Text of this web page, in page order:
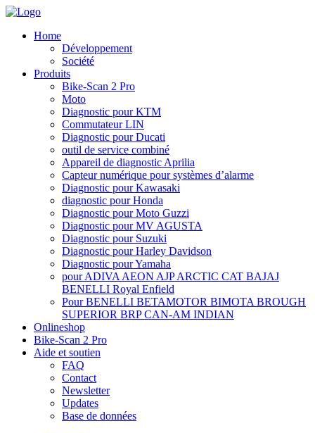
Home
Développement
Société
Produits
Bike-Scan 2 Pro
Moto
Diagnostic pour KTM
Commutateur LIN
Diagnostic pour Ducati
outil de service combiné
Appareil de diagnostic Aprilia
Capteur numérique pour systèmes d’alarme
Diagnostic pour Kawasaki
diagnostic pour Honda
Diagnostic pour Moto Guzzi
Diagnostic pour MV AGUSTA
Diagnostic pour Suzuki
Diagnostic pour Harley Davidson
Diagnostic pour Yamaha
pour ADIVA AEON AJP ARCTIC CAT BAJAJ
BENELLI Royal Enfield
Pour BENELLI BETAMOTOR BIMOTA BROUGH
SUPERIOR BRP CAN-AM INDIAN
Onlineshop
Bike-Scan 2 Pro
Aide et soutien
FAQ
Contact
Newsletter
Updates
Base de données